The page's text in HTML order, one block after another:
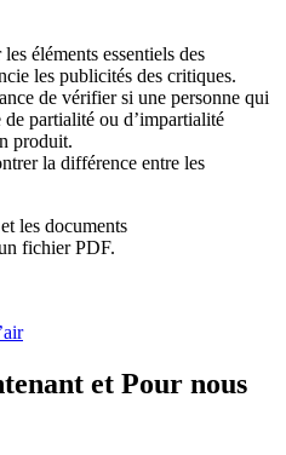
les éléments essentiels des
les publicités des critiques.
de vérifier si une personne qui
partialité ou d’impartialité
produit.
la différence entre les
les documents
fichier PDF.
et Pour nous